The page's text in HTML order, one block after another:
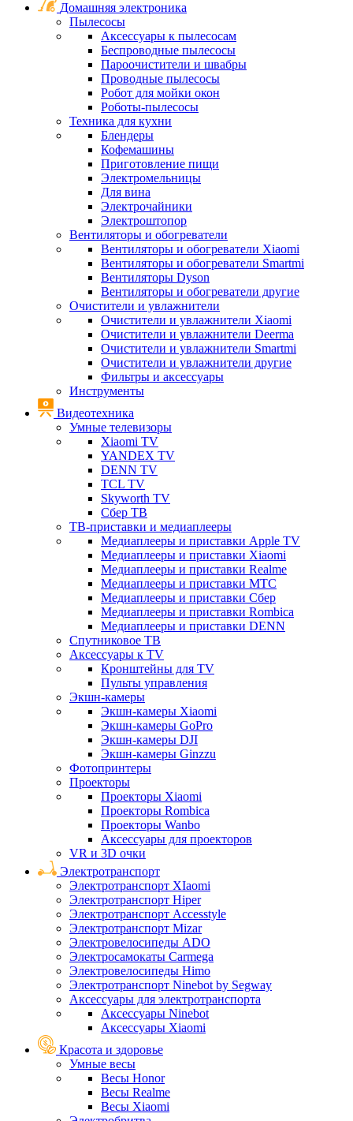
Домашняя электроника
Пылесосы
Аксессуары к пылесосам
Беспроводные пылесосы
Пароочистители и швабры
Проводные пылесосы
Робот для мойки окон
Роботы-пылесосы
Техника для кухни
Блендеры
Кофемашины
Приготовление пищи
Электромельницы
Для вина
Электрочайники
Электроштопор
Вентиляторы и обогреватели
Вентиляторы и обогреватели Xiaomi
Вентиляторы и обогреватели Smartmi
Вентиляторы Dyson
Вентиляторы и обогреватели другие
Очистители и увлажнители
Очистители и увлажнители Xiaomi
Очистители и увлажнители Deerma
Очистители и увлажнители Smartmi
Очистители и увлажнители другие
Фильтры и аксессуары
Инструменты
Видеотехника
Умные телевизоры
Xiaomi TV
YANDEX TV
DENN TV
TCL TV
Skyworth TV
Сбер ТВ
ТВ-приставки и медиаплееры
Медиаплееры и приставки Apple TV
Медиаплееры и приставки Xiaomi
Медиаплееры и приставки Realme
Медиаплееры и приставки МТС
Медиаплееры и приставки Сбер
Медиаплееры и приставки Rombica
Медиаплееры и приставки DENN
Спутниковое ТВ
Аксессуары к TV
Кронштейны для TV
Пульты управления
Экшн-камеры
Экшн-камеры Xiaomi
Экшн-камеры GoPro
Экшн-камеры DJI
Экшн-камеры Ginzzu
Фотопринтеры
Проекторы
Проекторы Xiaomi
Проекторы Rombica
Проекторы Wanbo
Аксессуары для проекторов
VR и 3D очки
Электротранспорт
Электротранспорт XIaomi
Электротранспорт Hiper
Электротранспорт Accesstyle
Электротранспорт Mizar
Электровелосипеды ADO
Электросамокаты Carmega
Электровелосипеды Himo
Электротранспорт Ninebot by Segway
Аксессуары для электротранспорта
Аксессуары Ninebot
Аксессуары Xiaomi
Красота и здоровье
Умные весы
Весы Honor
Весы Realme
Весы Xiaomi